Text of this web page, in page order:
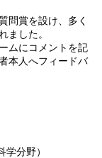
問賞を設け、多く
ました。
ムにコメントを記
本人へフィードバ
学分野）